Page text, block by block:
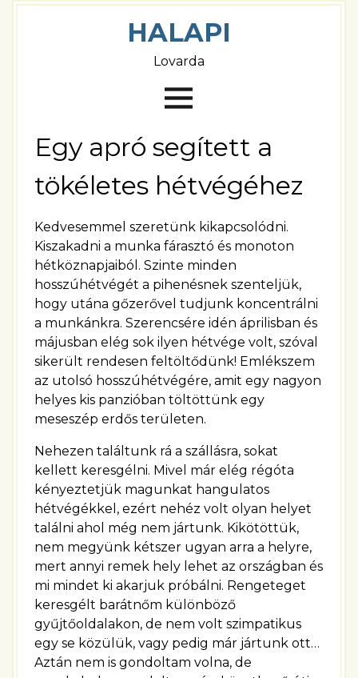
HALAPI
Lovarda
Egy apró segített a
tökéletes hétvégéhez
Kedvesemmel szeretünk kikapcsolódni.
Kiszakadni a munka fárasztó és monoton
hétköznapjaiból. Szinte minden
hosszúhétvégét a pihenésnek szenteljük,
hogy utána gőzerővel tudjunk koncentrálni
a munkánkra. Szerencsére idén áprilisban és
májusban elég sok ilyen hétvége volt, szóval
sikerült rendesen feltöltődünk! Emlékszem
az utolsó hosszúhétvégére, amit egy nagyon
helyes kis panzióban töltöttünk egy
meseszép erdős területen.
Nehezen találtunk rá a szállásra, sokat
kellett keresgélni. Mivel már elég régóta
kényeztetjük magunkat hangulatos
hétvégékkel, ezért nehéz volt olyan helyet
találni ahol még nem jártunk. Kikötöttük,
nem megyünk kétszer ugyan arra a helyre,
mert annyi remek hely lehet az országban és
mi mindet ki akarjuk próbálni. Rengeteget
keresgélt barátnőm különböző
gyűjtőoldalakon, de nem volt szimpatikus
egy se közülük, vagy pedig már jártunk ott…
Aztán nem is gondoltam volna, de